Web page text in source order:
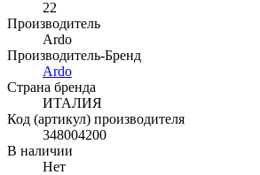
22
Производитель
Ardo
Производитель-Бренд
Ardo
Страна бренда
ИТАЛИЯ
Код (артикул) производителя
348004200
В наличии
Нет